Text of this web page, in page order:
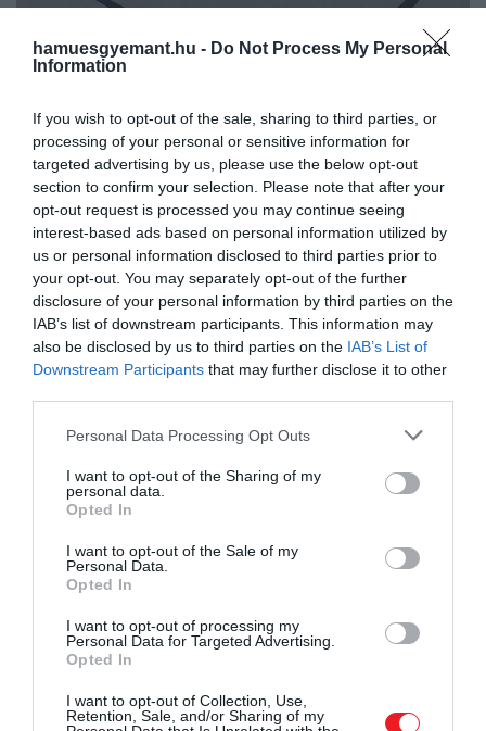
hamuesgyemant.hu - Do Not Process My Personal
Information
If you wish to opt-out of the sale, sharing to third parties, or
processing of your personal or sensitive information for
targeted advertising by us, please use the below opt-out
section to confirm your selection. Please note that after your
opt-out request is processed you may continue seeing
interest-based ads based on personal information utilized by
us or personal information disclosed to third parties prior to
your opt-out. You may separately opt-out of the further
disclosure of your personal information by third parties on the
IAB’s list of downstream participants. This information may
also be disclosed by us to third parties on the IAB’s List of
Downstream Participants that may further disclose it to other
Please note that this website/app uses one or more Google
not limited to your visit or usage behaviour. You may click to
grant or deny consent to Google and its third-party tags to
use your data for below specified purposes in below Google
consent section.
Personal Data Processing Opt Outs
I want to opt-out of the Sharing of my
personal data.
Opted In
I want to opt-out of the Sale of my
Personal Data.
Opted In
I want to opt-out of processing my
Personal Data for Targeted Advertising.
Opted In
I want to opt-out of Collection, Use,
Retention, Sale, and/or Sharing of my
A világ talán legrangosabb filmes
rendezvényét, a Cannes-i Filmfesztivált
2024-ben május 14. és május 25. között
tartják majd meg. A 77. versenyfilm-zsűrit
a fesztivál történetének 13. női elnökeként
a Barbie rendezője, Greta Gerwig vezeti
majd, a nemrég közzétett programban
pedig rengeteg…
2024. OKTÓBER 14. ● HAMU ÉS GYÉMÁNT
5 kihagyhatatlan film, ami
sztárrendezőktől érkezik a…
HAMU ÉS GYÉMÁNT